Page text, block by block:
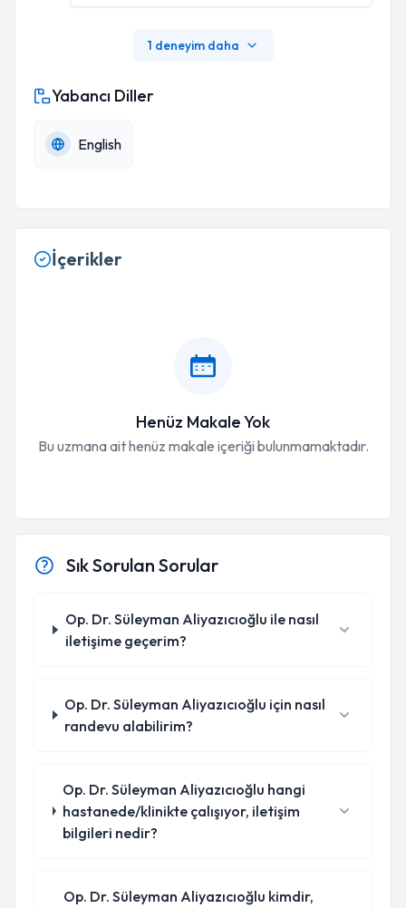
1 deneyim daha
Yabancı Diller
English
İçerikler
Henüz Makale Yok
Bu uzmana ait henüz makale içeriği bulunmamaktadır.
Sık Sorulan Sorular
Op. Dr. Süleyman Aliyazıcıoğlu ile nasıl
iletişime geçerim?
Op. Dr. Süleyman Aliyazıcıoğlu için nasıl
randevu alabilirim?
Op. Dr. Süleyman Aliyazıcıoğlu hangi
hastanede/klinikte çalışıyor, iletişim
bilgileri nedir?
Op. Dr. Süleyman Aliyazıcıoğlu kimdir,